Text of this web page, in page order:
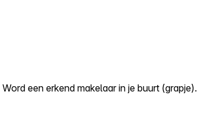
Word een erkend makelaar in je buurt (grapje).